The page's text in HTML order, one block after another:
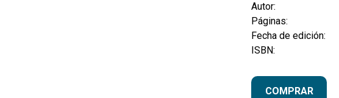
Autor:
Páginas:
Fecha de edición:
ISBN:
COMPRAR